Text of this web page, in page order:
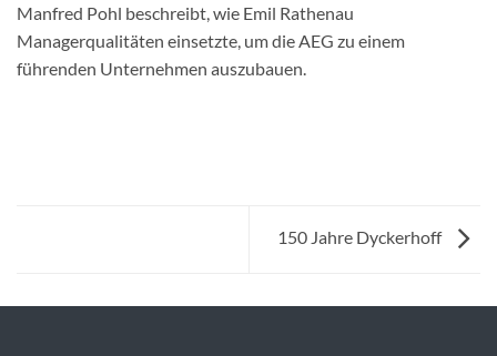
Manfred Pohl beschreibt, wie Emil Rathenau
Managerqualitäten einsetzte, um die AEG zu einem
führenden Unternehmen auszubauen.
150 Jahre Dyckerhoff